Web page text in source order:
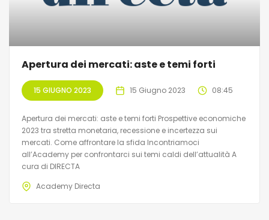
Apertura dei mercati: aste e temi forti
15 GIUGNO 2023 15 Giugno 2023 08:45
Apertura dei mercati: aste e temi forti Prospettive economiche
2023 tra stretta monetaria, recessione e incertezza sui
mercati. Come affrontare la sfida Incontriamoci
all’Academy per confrontarci sui temi caldi dell’attualità A
cura di DIRECTA
Academy Directa